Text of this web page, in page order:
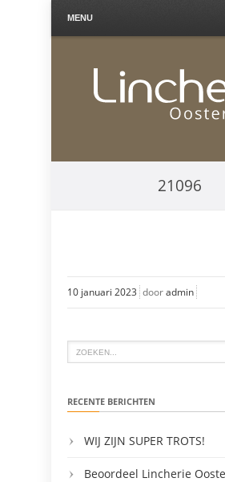
MENU
21096
10 januari 2023 dooradmin
RECENTE BERICHTEN
WIJ ZIJN SUPER TROTS!
Beoordeel Lincherie